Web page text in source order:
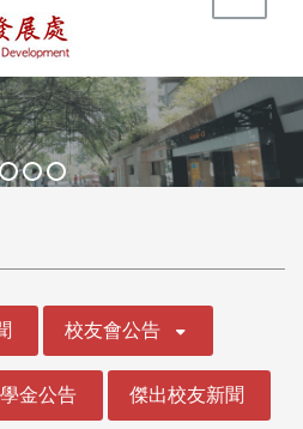
校友會公告
金公告 傑出校友新聞